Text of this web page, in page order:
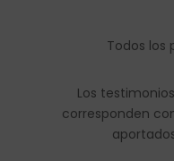
Todos los
Los
corresponden